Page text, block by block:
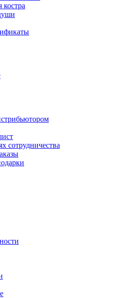
костра
сотрудничества